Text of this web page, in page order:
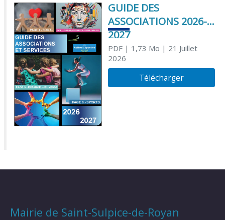
GUIDE DES
ASSOCIATIONS 2026-
2027
PDF| 1,73 Mo | 21 Juillet
2026
Télécharger
Mairie de Saint-Sulpice-de-Royan